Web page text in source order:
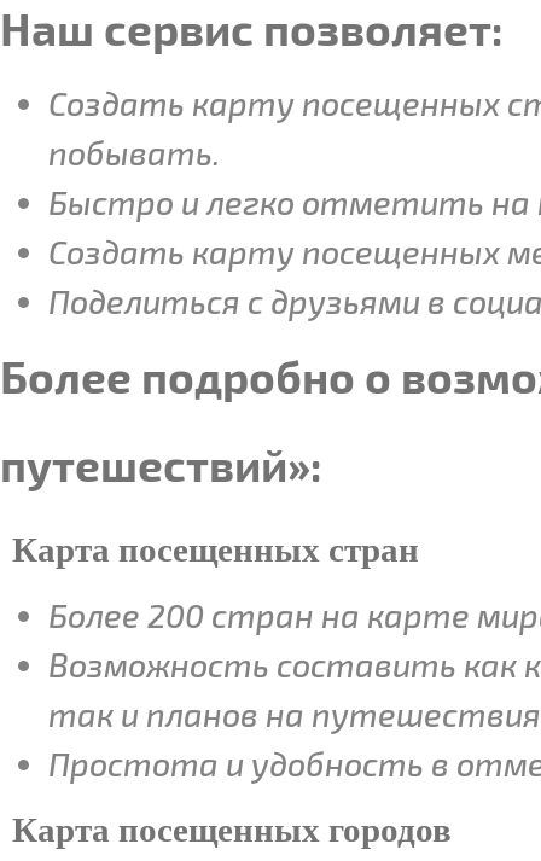
Наш сервис позволяет:
Создать карту посещенных
побывать.
Быстро и легко отметить на
Создать карту посещенных
Поделиться с друзьями в
Более подробно о
путешествий»:
Карта посещенных стран
Более 200 стран на карте
Возможность составить как
так и планов на
Простота и удобность в
Карта посещенных городов